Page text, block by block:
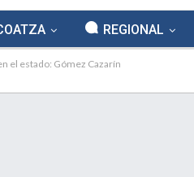
REGIONAL
el estado: Gómez Cazarín